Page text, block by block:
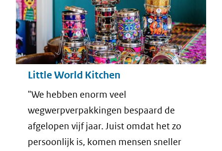
Little World Kitchen
"We hebben enorm veel
wegwerpverpakkingen bespaard de
afgelopen vijf jaar. Juist omdat het zo
persoonlijk is, komen mensen sneller